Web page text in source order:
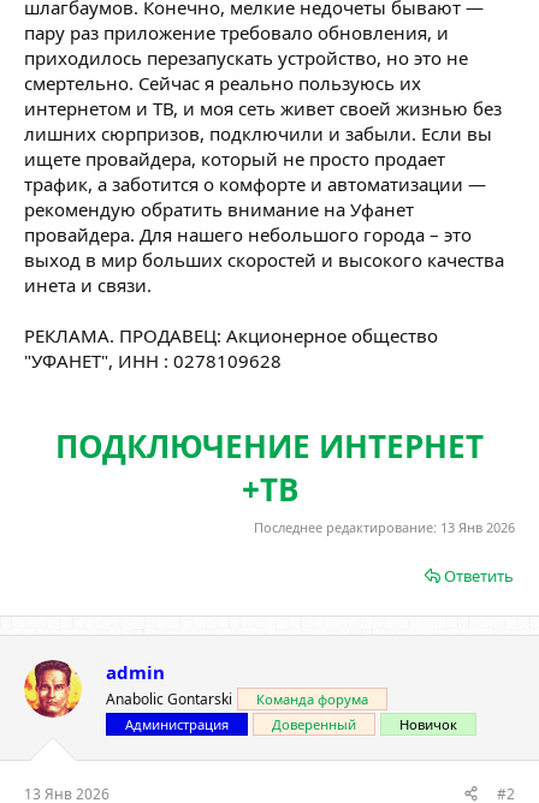
шлагбаумов. Конечно, мелкие недочеты бывают —
пару раз приложение требовало обновления, и
приходилось перезапускать устройство, но это не
смертельно. Сейчас я реально пользуюсь их
интернетом и ТВ, и моя сеть живет своей жизнью без
лишних сюрпризов, подключили и забыли. Если вы
ищете провайдера, который не просто продает
трафик, а заботится о комфорте и автоматизации —
рекомендую обратить внимание на Уфанет
провайдера. Для нашего небольшого города – это
выход в мир больших скоростей и высокого качества
инета и связи.
РЕКЛАМА. ПРОДАВЕЦ: Акционерное общество
"УФАНЕТ", ИНН : 0278109628
ПОДКЛЮЧЕНИЕ ИНТЕРНЕТ
+ТВ
Последнее редактирование: 13 Янв 2026
Ответить
admin
Anabolic Gontarski
Команда форума
Администрация
Доверенный Новичок
13 Янв 2026 #2